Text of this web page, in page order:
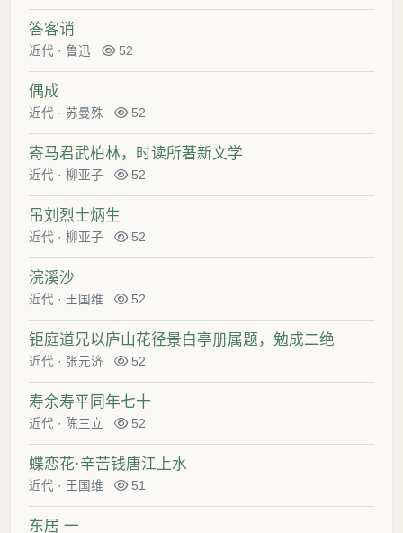
答客诮
近代 · 鲁迅 52
偶成
近代 · 苏曼殊 52
寄马君武柏林，时读所著新文学
近代 · 柳亚子 52
吊刘烈士炳生
近代 · 柳亚子 52
浣溪沙
近代 · 王国维 52
钜庭道兄以庐山花径景白亭册属题，勉成二绝
近代 · 张元济 52
寿余寿平同年七十
近代 · 陈三立 52
蝶恋花·辛苦钱唐江上水
近代 · 王国维 51
东居 一